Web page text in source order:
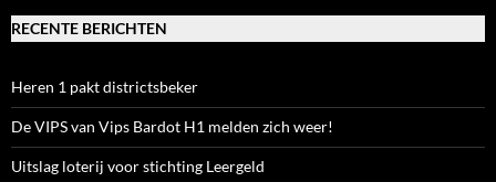
RECENTE BERICHTEN
Heren 1 pakt districtsbeker
De VIPS van Vips Bardot H1 melden zich weer!
Uitslag loterij voor stichting Leergeld